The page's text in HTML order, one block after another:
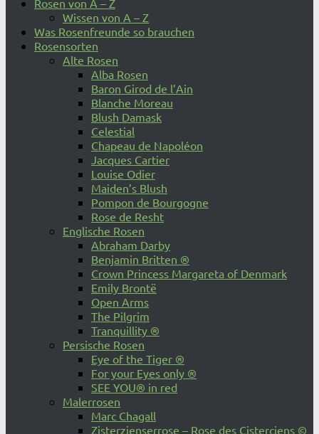
Rosen von A – Z
Wissen von A – Z
Was Rosenfreunde so brauchen
Rosensorten
Alte Rosen
Alba Rosen
Baron Girod de l’Ain
Blanche Moreau
Blush Damask
Celestial
Chapeau de Napoléon
Jacques Cartier
Louise Odier
Maiden’s Blush
Pompon de Bourgogne
Rose de Resht
Englische Rosen
Abraham Darby
Benjamin Britten ®
Crown Princess Margareta of Denmark
Emily Brontë
Open Arms
The Pilgrim
Tranquillity ®
Persische Rosen
Eye of the Tiger ®
For your Eyes only ®
SEE YOU® in red
Malerrosen
Marc Chagall
Zisterzienserrose – Rose des Cisterciens ©